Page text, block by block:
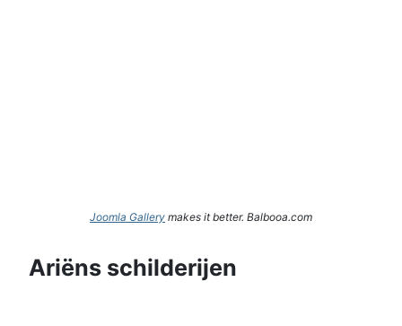
Joomla Gallery makes it better. Balbooa.com
Ariëns schilderijen